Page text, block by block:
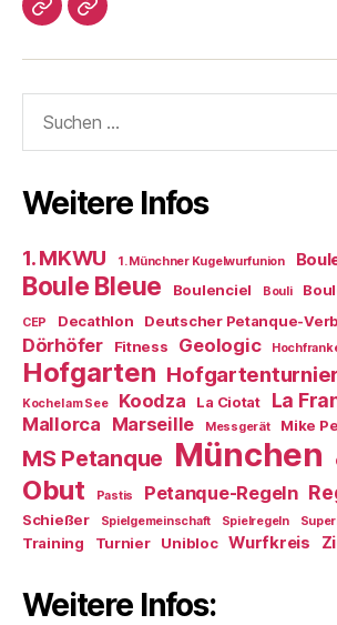
Impressum/DatSchutz
Beliebte
nach:
Weitere Infos
1. MKWU 1. Münchner Kugelwurfunion
Boule Bleue Boulenciel Bouli
CEP Decathlon Deutscher Petanque-
Dörhöfer Fitness Geologic
Hofgarten Hofgartenturnier
Kochel am See Koodza La Ciotat La
Mallorca Marseille Messgerät Mike
MS Petanque München
Obut Pastis Petanque-Regeln
Schießer Spielgemeinschaft Spielregeln
Training
Turnier Unibloc Wurfkreis
Weitere Infos: